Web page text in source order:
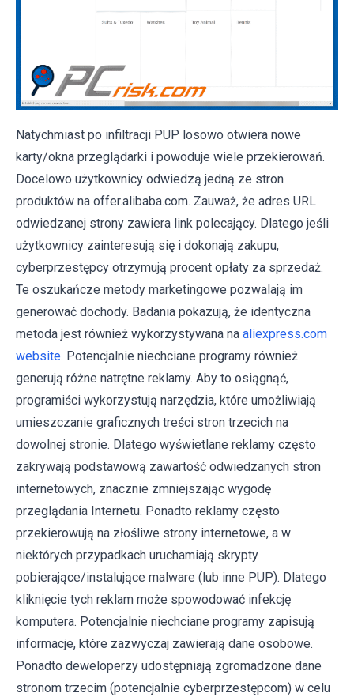
Natychmiast po infiltracji PUP losowo otwiera nowe
karty/okna przeglądarki i powoduje wiele przekierowań.
Docelowo użytkownicy odwiedzą jedną ze stron
produktów na offer.alibaba.com. Zauważ, że adres URL
odwiedzanej strony zawiera link polecający. Dlatego jeśli
użytkownicy zainteresują się i dokonają zakupu,
cyberprzestępcy otrzymują procent opłaty za sprzedaż.
Te oszukańcze metody marketingowe pozwalają im
generować dochody. Badania pokazują, że identyczna
metoda jest również wykorzystywana na aliexpress.com
website. Potencjalnie niechciane programy również
generują różne natrętne reklamy. Aby to osiągnąć,
programiści wykorzystują narzędzia, które umożliwiają
umieszczanie graficznych treści stron trzecich na
dowolnej stronie. Dlatego wyświetlane reklamy często
zakrywają podstawową zawartość odwiedzanych stron
internetowych, znacznie zmniejszając wygodę
przeglądania Internetu. Ponadto reklamy często
przekierowują na złośliwe strony internetowe, a w
niektórych przypadkach uruchamiają skrypty
pobierające/instalujące malware (lub inne PUP). Dlatego
kliknięcie tych reklam może spowodować infekcję
komputera. Potencjalnie niechciane programy zapisują
informacje, które zazwyczaj zawierają dane osobowe.
Ponadto deweloperzy udostępniają zgromadzone dane
stronom trzecim (potencjalnie cyberprzestępcom) w celu